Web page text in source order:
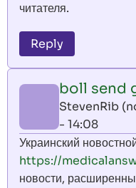
читателя.
Reply
boll send
StevenRib
- 14:08
Украинский
https://
новости,